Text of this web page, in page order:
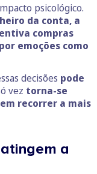
psicológico.
da conta, a
compras
por emoções como
decisões pode
vez torna-se
recorrer a mais
a